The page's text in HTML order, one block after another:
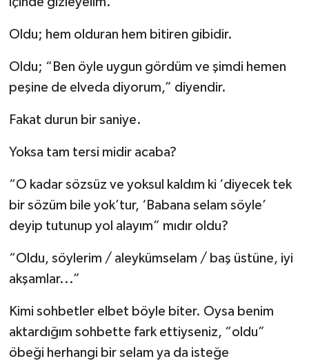
Oldu; hem olduran hem bitiren gibidir.
Oldu; “Ben öyle uygun gördüm ve şimdi hemen
peşine de elveda diyorum,” diyendir.
Fakat durun bir saniye.
Yoksa tam tersi midir acaba?
“O kadar sözsüz ve yoksul kaldım ki ‘diyecek tek
bir sözüm bile yok’tur, ‘Babana selam söyle’
deyip tutunup yol alayım” mıdır oldu?
“Oldu, söylerim / aleykümselam / baş üstüne, iyi
akşamlar...”
Kimi sohbetler elbet böyle biter. Oysa benim
aktardığım sohbette fark ettiyseniz, “oldu”
öbeği herhangi bir selam ya da isteğe